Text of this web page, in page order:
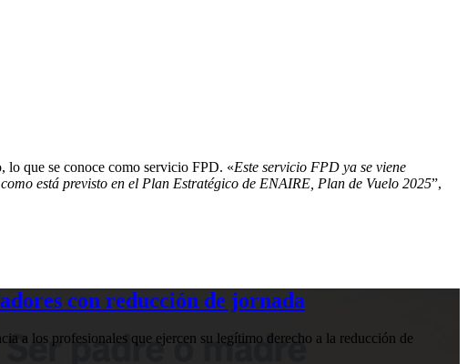
lo que se conoce como servicio FPD. «Este servicio FPD ya se viene
está previsto en el Plan Estratégico de ENAIRE, Plan de Vuelo 2025”,
con reducción de jornada
a los profesionales que ejercen su legítimo derecho a la reducción de